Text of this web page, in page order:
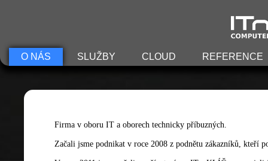
O NÁS SLUŽBY CLOUD REFERENCE
Firma v oboru IT a oborech technicky příbuzných.
Začali jsme podnikat v roce 2008 z podnětu zákazníků, kteří